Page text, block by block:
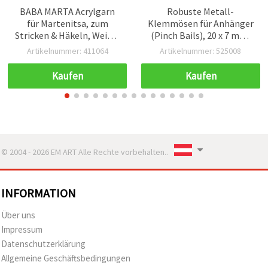
BABA MARTA Acrylgarn
für Martenitsa, zum
Stricken & Häkeln, Weiß –
25 g
Artikelnummer: 411064
Kaufen
Robuste Metall-
Klemmösen für Anhänger
(Pinch Bails), 20 x 7 mm,
Öffnung 4 x 6 mm,
ideal für
Schmuckherstellung &
Basteln
Artikelnummer: 525008
Kaufen
© 2004 - 2026 EM ART Alle Rechte vorbehalten..
INFORMATION
Über uns
Impressum
Datenschutzerklärung
Allgemeine Geschäftsbedingungen